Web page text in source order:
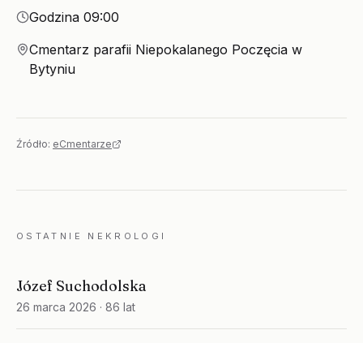
Godzina
Godzina 09:00
Miejsce
Cmentarz parafii Niepokalanego Poczęcia w
Bytyniu
Źródło: eCmentarze
OSTATNIE NEKROLOGI
Józef Suchodolska
26 marca 2026 · 86 lat